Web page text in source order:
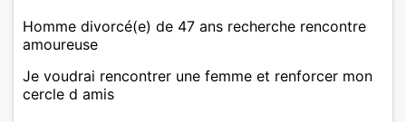
Homme divorcé(e) de 47 ans recherche rencontre
amoureuse
Je voudrai rencontrer une femme et renforcer mon
cercle d amis